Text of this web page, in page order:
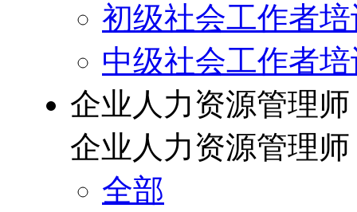
初级社会工作者
中级社会工作者
企业人力资源管理师
企业人力资源管理师
全部